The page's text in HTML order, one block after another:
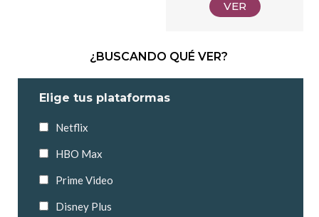
VER
¿BUSCANDO QUÉ VER?
Elige tus plataformas
Netflix
HBO Max
Prime Video
Disney Plus